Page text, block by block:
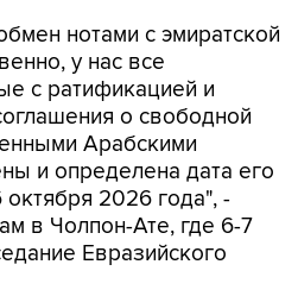
нотами с эмиратской
у нас все
с ратификацией и
о свободной
Арабскими
и определена дата его
октября 2026 года", -
в Чолпон-Ате, где 6-7
Евразийского